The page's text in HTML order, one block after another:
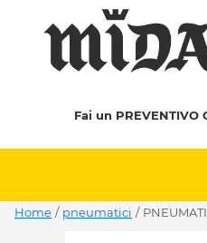
Fai un PREVENTIVO
Home / pneumatici /